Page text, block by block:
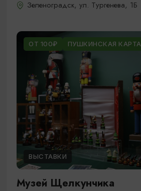
Зеленоградск, ул. Тургенева, 1Б
ОТ 100₽ ПУШКИНСКАЯ КАРТА
ВЫСТАВКИ
Музей Щелкунчика